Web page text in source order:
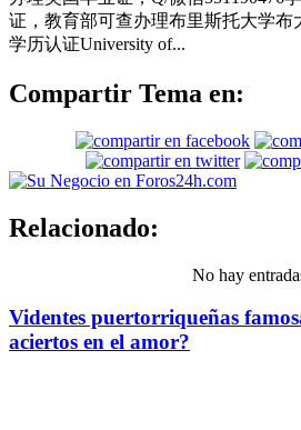
证，教育部可查办理布里斯托大学布
学历认证University of...
Compartir Tema en:
Relacionado:
No hay
Videntes puertorriqueñas
aciertos en el amor?